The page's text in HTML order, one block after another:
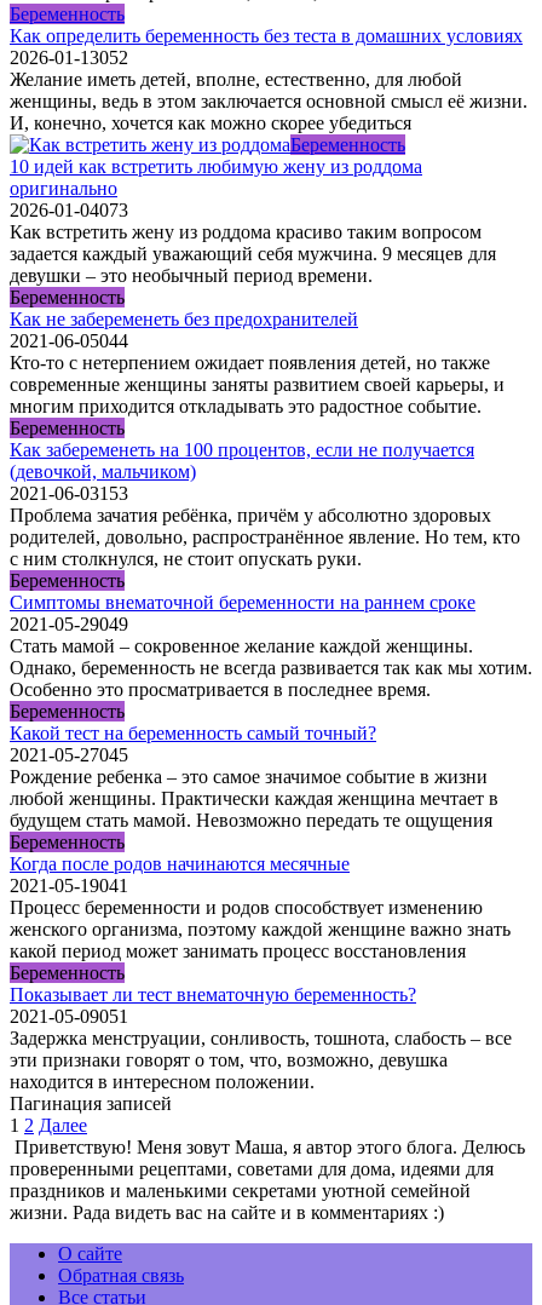
Беременность
Как определить беременность без теста в домашних условиях
2026-01-13052
Желание иметь детей, вполне, естественно, для любой
женщины, ведь в этом заключается основной смысл её жизни.
И, конечно, хочется как можно скорее убедиться
Беременность
10 идей как встретить любимую жену из роддома
оригинально
2026-01-04073
Как встретить жену из роддома красиво таким вопросом
задается каждый уважающий себя мужчина. 9 месяцев для
девушки – это необычный период времени.
Беременность
Как не забеременеть без предохранителей
2021-06-05044
Кто-то с нетерпением ожидает появления детей, но также
современные женщины заняты развитием своей карьеры, и
многим приходится откладывать это радостное событие.
Беременность
Как забеременеть на 100 процентов, если не получается
(девочкой, мальчиком)
2021-06-031 53
Проблема зачатия ребёнка, причём у абсолютно здоровых
родителей, довольно, распространённое явление. Но тем, кто
с ним столкнулся, не стоит опускать руки.
Беременность
Симптомы внематочной беременности на раннем сроке
2021-05-29049
Стать мамой – сокровенное желание каждой женщины.
Однако, беременность не всегда развивается так как мы хотим.
Особенно это просматривается в последнее время.
Беременность
Какой тест на беременность самый точный?
2021-05-27045
Рождение ребенка – это самое значимое событие в жизни
любой женщины. Практически каждая женщина мечтает в
будущем стать мамой. Невозможно передать те ощущения
Беременность
Когда после родов начинаются месячные
2021-05-19041
Процесс беременности и родов способствует изменению
женского организма, поэтому каждой женщине важно знать
какой период может занимать процесс восстановления
Беременность
Показывает ли тест внематочную беременность?
2021-05-09051
Задержка менструации, сонливость, тошнота, слабость – все
эти признаки говорят о том, что, возможно, девушка
находится в интересном положении.
Пагинация записей
1 2 Далее
Приветствую! Меня зовут Маша, я автор этого блога. Делюсь
проверенными рецептами, советами для дома, идеями для
праздников и маленькими секретами уютной семейной
жизни. Рада видеть вас на сайте и в комментариях :)
О сайте
Обратная связь
Все статьи